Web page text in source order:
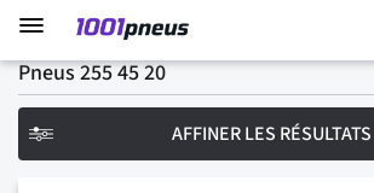
Pneus 255 45 20
AFFINER LES RÉSULTATS